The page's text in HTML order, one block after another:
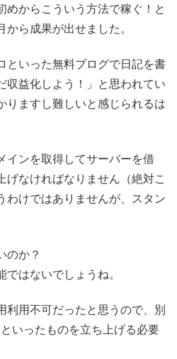
めからこういう方法で稼ぐ！と
ら成果が出せました。
といった無料ブログで日記を書
収益化しよう！」と思われてい
りますし難しいと感じられるは
インを取得してサーバーを借
げなければなりません（絶対こ
わけではありませんが、スタン
のか？
はないでしょうね。
利用不可だったと思うので、別
いったものを立ち上げる必要